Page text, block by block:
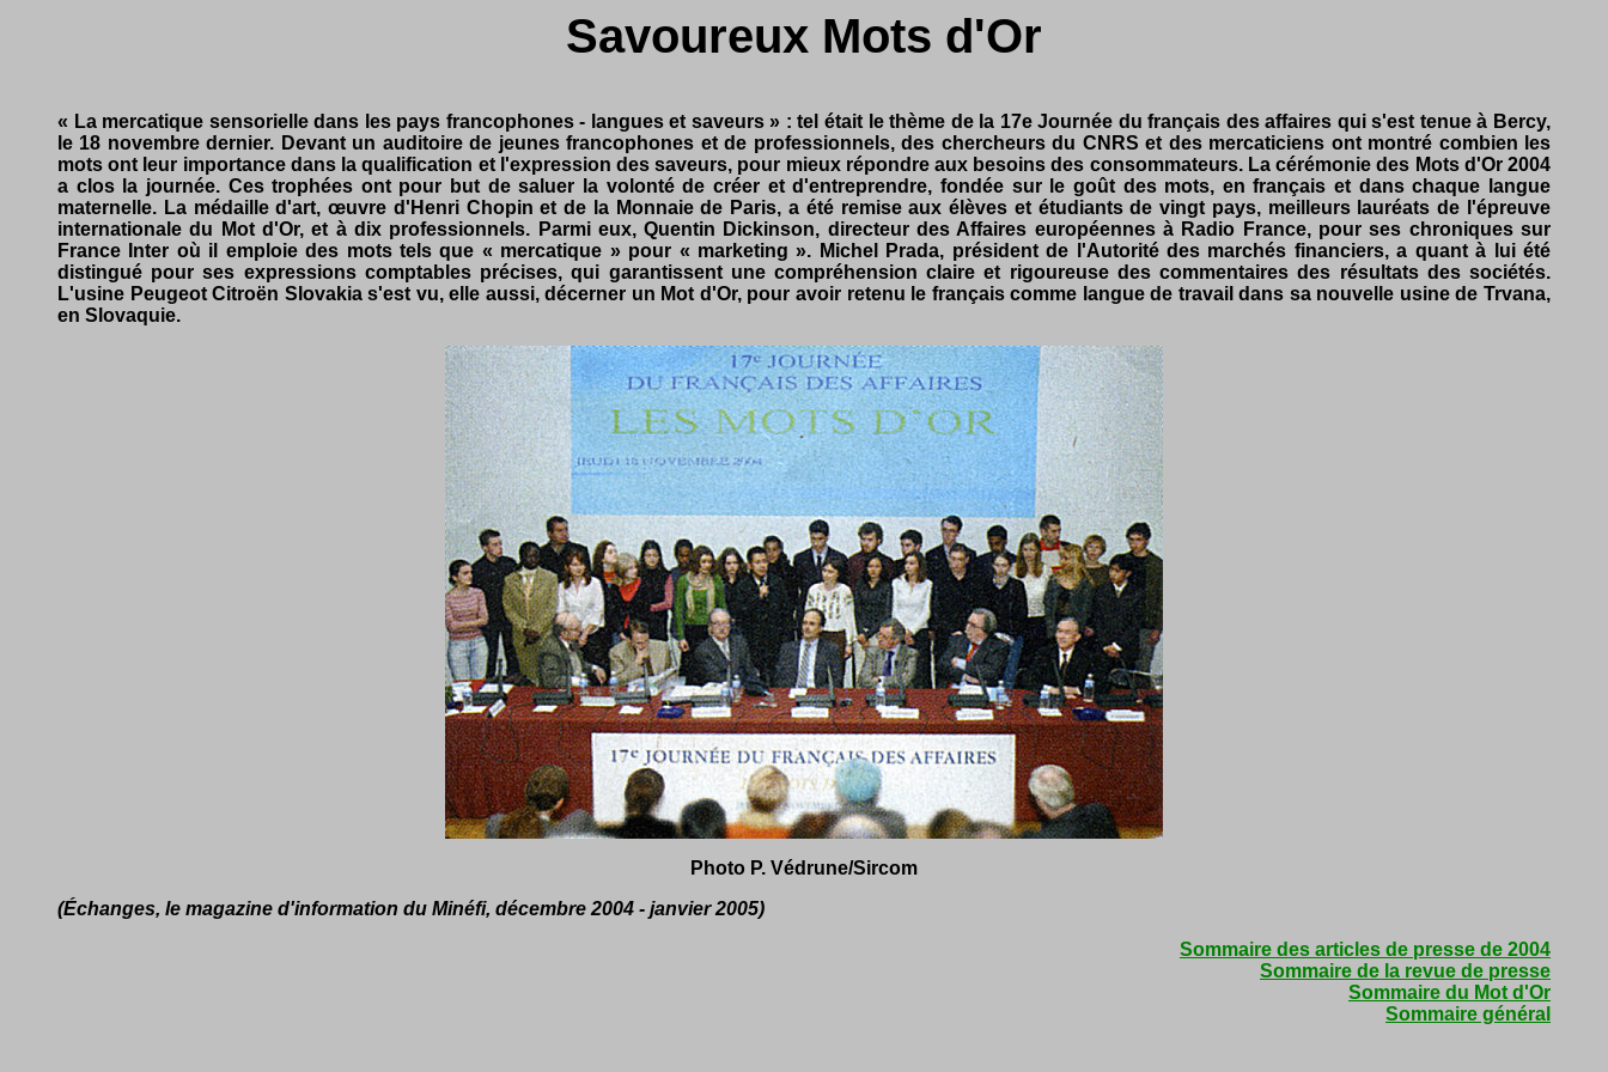
Savoureux Mots d'Or
« La mercatique sensorielle dans les pays francophones - langues et saveurs » : tel était le thème de la 17e Journée du français des affaires qui s'est tenue à Bercy,
le 18 novembre dernier. Devant un auditoire de jeunes francophones et de professionnels, des chercheurs du CNRS et des mercaticiens ont montré combien les
mots ont leur importance dans la qualification et l'expression des saveurs, pour mieux répondre aux besoins des consommateurs. La cérémonie des Mots d'Or 2004
a clos la journée. Ces trophées ont pour but de saluer la volonté de créer et d'entreprendre, fondée sur le goût des mots, en français et dans chaque langue
maternelle. La médaille d'art, œuvre d'Henri Chopin et de la Monnaie de Paris, a été remise aux élèves et étudiants de vingt pays, meilleurs lauréats de l'épreuve
internationale du Mot d'Or, et à dix professionnels. Parmi eux, Quentin Dickinson, directeur des Affaires européennes à Radio France, pour ses chroniques sur
France Inter où il emploie des mots tels que « mercatique » pour « marketing ». Michel Prada, président de l'Autorité des marchés financiers, a quant à lui été
distingué pour ses expressions comptables précises, qui garantissent une compréhension claire et rigoureuse des commentaires des résultats des sociétés.
L'usine Peugeot Citroën Slovakia s'est vu, elle aussi, décerner un Mot d'Or, pour avoir retenu le français comme langue de travail dans sa nouvelle usine de Trvana,
en Slovaquie.
Photo P. Védrune/Sircom
(Échanges, le magazine d'information du Minéfi, décembre 2004 - janvier 2005)
Sommaire des articles de presse de 2004
Sommaire de la revue de presse
Sommaire du Mot d'Or
Sommaire général